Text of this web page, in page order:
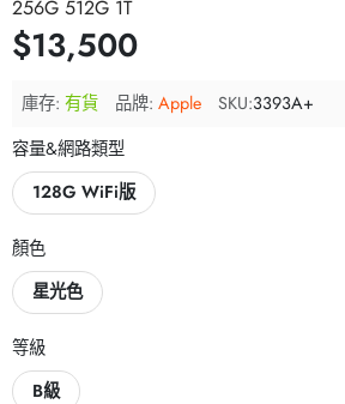
256G 512G 1T
$13,500
庫存: 有貨 品牌: Apple SKU:3393A+
容量&網路類型
128G WiFi版
顏色
星光色
等級
B級